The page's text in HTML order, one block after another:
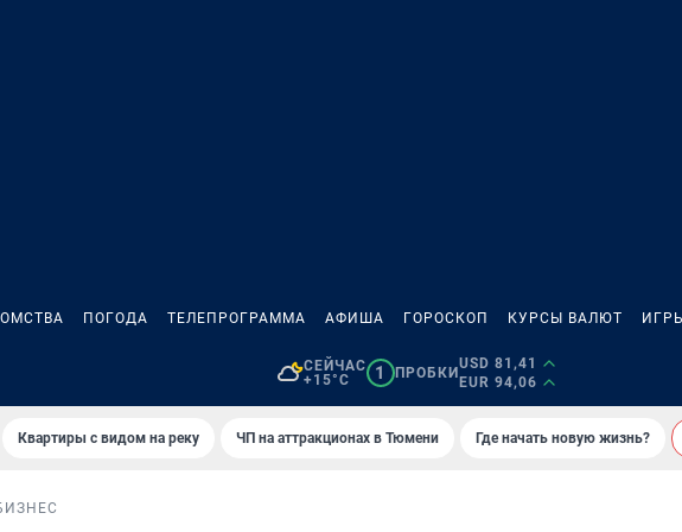
ПОГОДА ТЕЛЕПРОГРАММА АФИША ГОРОСКОП КУРСЫ ВАЛЮТ ИГРЫ
СЕЙЧАС
+15°C
1 ПРОБКИ
USD 81,41
EUR 94,06
Квартиры с видом на реку ЧП на аттракционах в Тюмени Где начать новую жизнь?